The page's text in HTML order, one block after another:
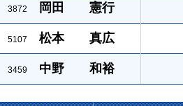
3872 岡田 憲行
5107 松本 真広
3459 中野 和裕